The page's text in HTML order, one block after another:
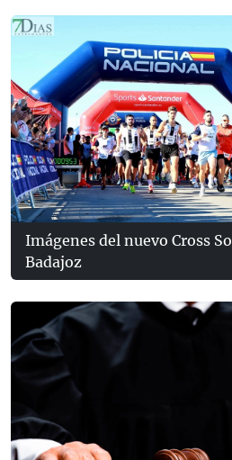
Imágenes del nuevo Cross
Badajoz